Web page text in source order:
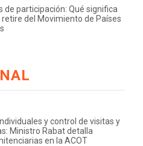
de participación: Qué significa
retire del Movimiento de Países
y control de visitas y
Ministro Rabat detalla
en la ACOT